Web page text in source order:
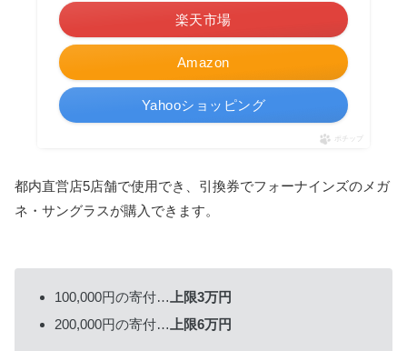
Amazon
楽天市場
Yahooショッピング
ポチップ
都内直営店5店舗で使用でき、引換券でフォーナインズのメガ
ネ・サングラスが購入できます。
100,000円の寄付… 上限3万円
200,000円の寄付… 上限6万円